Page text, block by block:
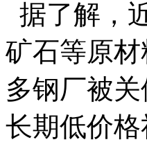
据了解，
矿石等原
多钢厂被
长期低价